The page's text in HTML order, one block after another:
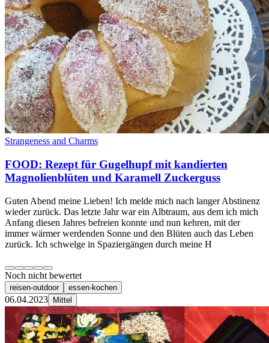
Strangeness and Charms
FOOD: Rezept für Gugelhupf mit kandierten
Magnolienblüten und Karamell Zuckerguss
Guten Abend meine Lieben! Ich melde mich nach langer Abstinenz
wieder zurück. Das letzte Jahr war ein Albtraum, aus dem ich mich
Anfang diesen Jahres befreien konnte und nun kehren, mit der
immer wärmer werdenden Sonne und den Blüten auch das Leben
zurück. Ich schwelge in Spaziergängen durch meine H
Noch nicht bewertet
reisen-outdoor essen-kochen
06.04.2023 Mittel